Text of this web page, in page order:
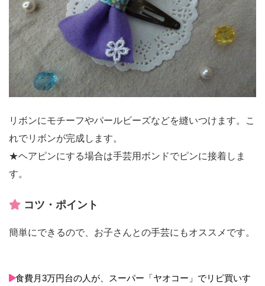
リボンにモチーフやパールビーズなどを縫いつけます。こ
れでリボンが完成します。
★ヘアピンにする場合は手芸用ボンドでピンに接着しま
す。
コツ・ポイント
簡単にできるので、お子さんとの手芸にもオススメです。
食費月3万円台の人が、スーパー「ヤオコー」でリピ買いす